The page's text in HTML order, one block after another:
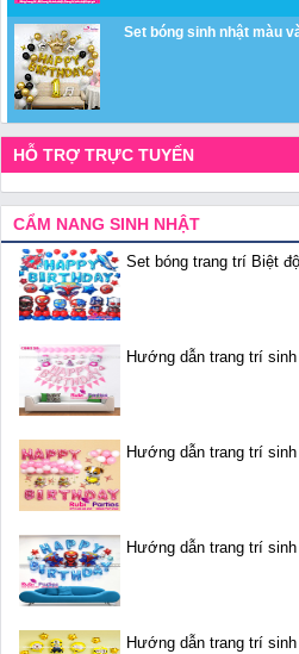
Set bóng sinh nhật màu
HỖ TRỢ TRỰC TUYẾN
CẨM NANG SINH NHẬT
Set bóng trang trí Biệt
Hướng dẫn trang trí
Hướng dẫn trang trí
Hướng dẫn trang trí
Hướng dẫn trang trí